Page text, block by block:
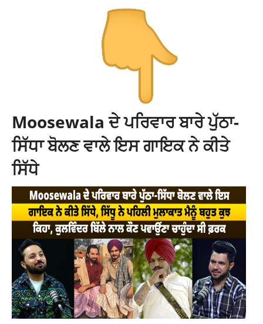
Moosewala ਦੇ ਪਰਿਵਾਰ ਬਾਰੇ ਪੁੱਠਾ-
ਸਿੱਧਾ ਬੋਲਣ ਵਾਲੇ ਇਸ ਗਾਇਕ ਨੇ ਕੀਤੇ
ਸਿੱਧੇ